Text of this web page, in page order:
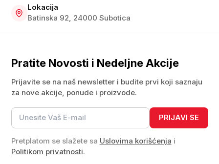
Lokacija
Batinska 92, 24000 Subotica
Pratite Novosti i Nedeljne Akcije
Prijavite se na naš newsletter i budite prvi koji saznaju
za nove akcije, ponude i proizvode.
PRIJAVI SE
Pretplatom se slažete sa Uslovima korišćenja i
Politikom privatnosti.